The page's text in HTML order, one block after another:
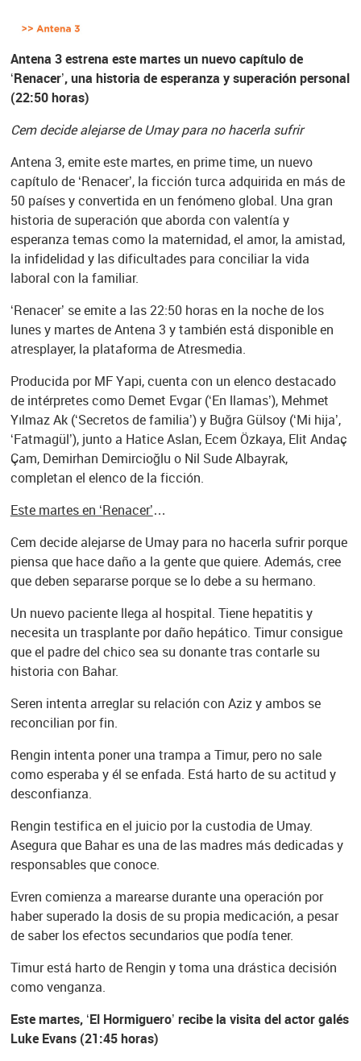
Antena 3 estrena este martes un nuevo capítulo de
‘Renacer’, una historia de esperanza y superación personal
(22:50 horas)
Cem decide alejarse de Umay para no hacerla sufrir
Antena 3, emite este martes, en prime time, un nuevo
capítulo de ‘Renacer’, la ficción turca adquirida en más de
50 países y convertida en un fenómeno global. Una gran
historia de superación que aborda con valentía y
esperanza temas como la maternidad, el amor, la amistad,
la infidelidad y las dificultades para conciliar la vida
laboral con la familiar.
‘Renacer’ se emite a las 22:50 horas en la noche de los
lunes y martes de Antena 3 y también está disponible en
atresplayer, la plataforma de Atresmedia.
Producida por MF Yapi, cuenta con un elenco destacado
de intérpretes como Demet Evgar (‘En llamas’), Mehmet
Yılmaz Ak (‘Secretos de familia’) y Buğra Gülsoy (‘Mi hija’,
‘Fatmagül’), junto a Hatice Aslan, Ecem Özkaya, Elit Andaç
Çam, Demirhan Demircioğlu o Nil Sude Albayrak,
completan el elenco de la ficción.
Este martes en ‘Renacer’…
Cem decide alejarse de Umay para no hacerla sufrir porque
piensa que hace daño a la gente que quiere. Además, cree
que deben separarse porque se lo debe a su hermano.
Un nuevo paciente llega al hospital. Tiene hepatitis y
necesita un trasplante por daño hepático. Timur consigue
que el padre del chico sea su donante tras contarle su
historia con Bahar.
Seren intenta arreglar su relación con Aziz y ambos se
reconcilian por fin.
Rengin intenta poner una trampa a Timur, pero no sale
como esperaba y él se enfada. Está harto de su actitud y
desconfianza.
Rengin testifica en el juicio por la custodia de Umay.
Asegura que Bahar es una de las madres más dedicadas y
responsables que conoce.
Evren comienza a marearse durante una operación por
haber superado la dosis de su propia medicación, a pesar
de saber los efectos secundarios que podía tener.
Timur está harto de Rengin y toma una drástica decisión
como venganza.
Este martes, ‘El Hormiguero’ recibe la visita del actor galés
Luke Evans (21:45 horas)